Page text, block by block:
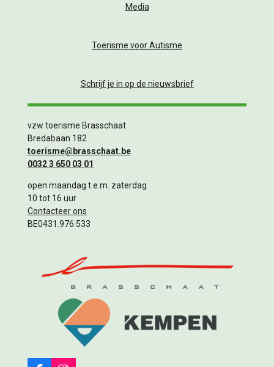
Media
Toerisme voor Autisme
Schrijf je in op de nieuwsbrief
vzw toerisme Brasschaat
Bredabaan 182
toerisme@brasschaat.be
0032 3 650 03 01
open maandag t.e.m. zaterdag
10 tot 16 uur
Contacteer ons
BE0431.976.533